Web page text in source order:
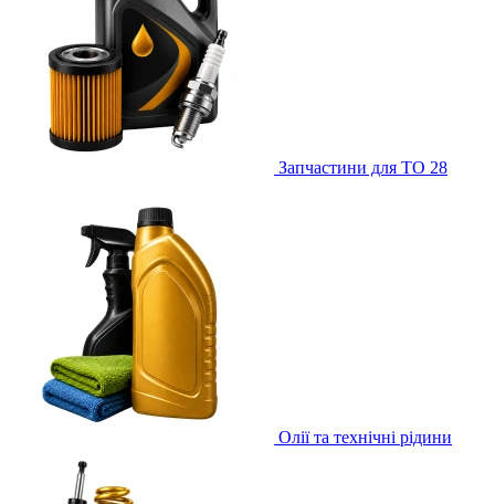
Запчастини для ТО 28
Олії та технічні рідини